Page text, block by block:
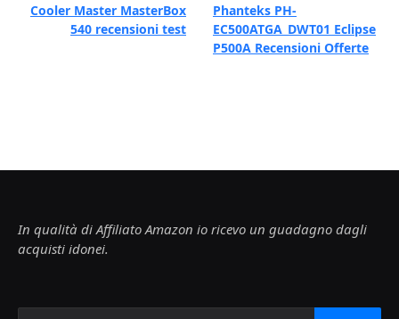
Cooler Master MasterBox
540 recensioni test
Phanteks PH-
EC500ATGA_DWT01 Eclipse
P500A Recensioni Offerte
In qualità di Affiliato Amazon io ricevo un guadagno dagli
acquisti idonei.